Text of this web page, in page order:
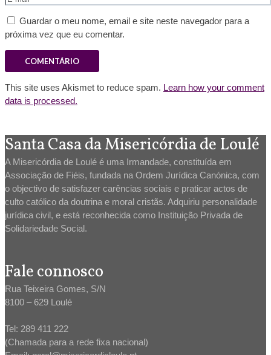
Guardar o meu nome, email e site neste navegador para a
próxima vez que eu comentar.
This site uses Akismet to reduce spam. Learn how your comment
data is processed.
Santa Casa da Misericórdia de Loulé
A Misericórdia de Loulé é uma Irmandade, constituída em
Associação de Fiéis, fundada na Ordem Jurídica Canónica, com
o objectivo de satisfazer carências sociais e praticar actos de
culto católico da doutrina e moral cristãs. Adquiriu personalidade
jurídica civil, e está reconhecida como Instituição Privada de
Solidariedade Social.
Fale connosco
Rua Teixeira Gomes, S/N
8100 – 629 Loulé
Tel: 289 411 222
(Chamada para a rede fixa nacional)